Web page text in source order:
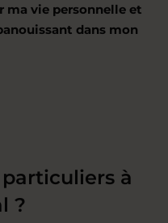
ma vie personnelle et
dans mon
à
?